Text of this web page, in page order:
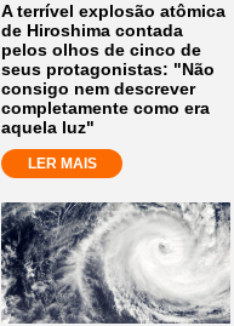
A terrível explosão atômica
de Hiroshima contada
pelos olhos de cinco de
seus protagonistas: "Não
consigo nem descrever
completamente como era
aquela luz"
LER MAIS